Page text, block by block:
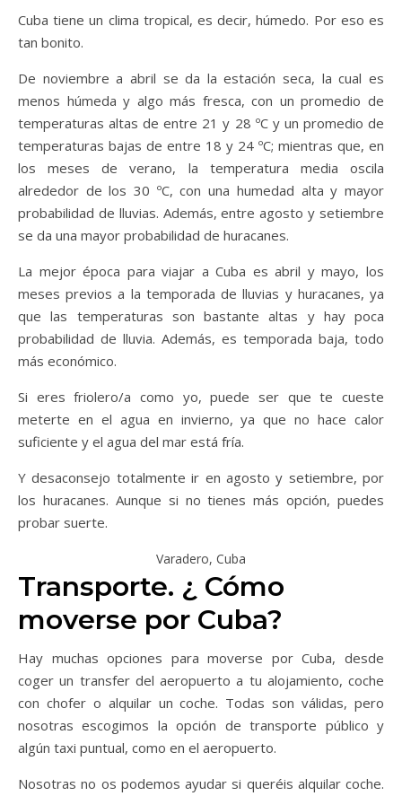
Cuba tiene un clima tropical, es decir, húmedo. Por eso es
tan bonito.
De noviembre a abril se da la estación seca, la cual es
menos húmeda y algo más fresca, con un promedio de
temperaturas altas de entre 21 y 28 ºC y un promedio de
temperaturas bajas de entre 18 y 24 ºC; mientras que, en
los meses de verano, la temperatura media oscila
alrededor de los 30 ºC, con una humedad alta y mayor
probabilidad de lluvias. Además, entre agosto y setiembre
se da una mayor probabilidad de huracanes.
La mejor época para viajar a Cuba es abril y mayo, los
meses previos a la temporada de lluvias y huracanes, ya
que las temperaturas son bastante altas y hay poca
probabilidad de lluvia. Además, es temporada baja, todo
más económico.
Si eres friolero/a como yo, puede ser que te cueste
meterte en el agua en invierno, ya que no hace calor
suficiente y el agua del mar está fría.
Y desaconsejo totalmente ir en agosto y setiembre, por
los huracanes. Aunque si no tienes más opción, puedes
probar suerte.
Varadero, Cuba
Transporte. ¿ Cómo
moverse por Cuba?
Hay muchas opciones para moverse por Cuba, desde
coger un transfer del aeropuerto a tu alojamiento, coche
con chofer o alquilar un coche. Todas son válidas, pero
nosotras escogimos la opción de transporte público y
algún taxi puntual, como en el aeropuerto.
Nosotras no os podemos ayudar si queréis alquilar coche.